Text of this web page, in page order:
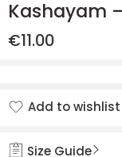
Kashayam
€11.00
Add to wishlist
Size Guide